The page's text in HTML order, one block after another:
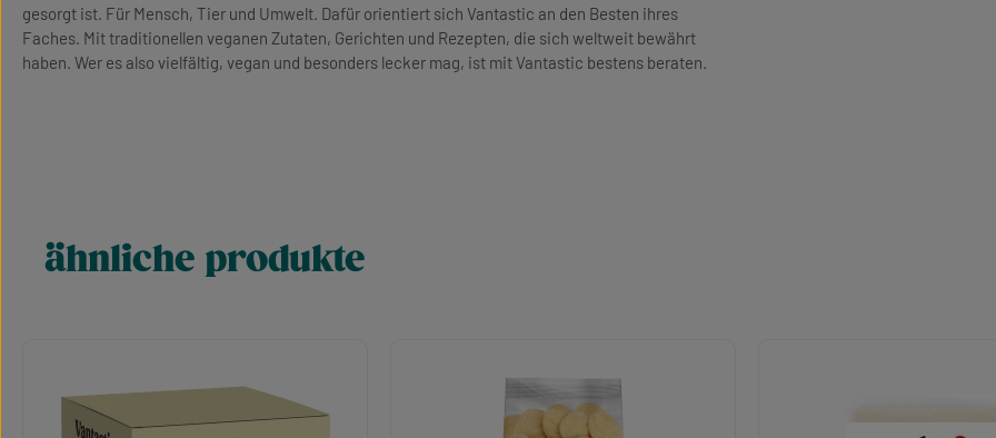
gesorgt ist. Für Mensch, Tier und Umwelt. Dafür orientiert sich Vantastic an den Besten ihres
Faches. Mit traditionellen veganen Zutaten, Gerichten und Rezepten, die sich weltweit bewährt
haben. Wer es also vielfältig, vegan und besonders lecker mag, ist mit Vantastic bestens beraten.
ähnliche produkte